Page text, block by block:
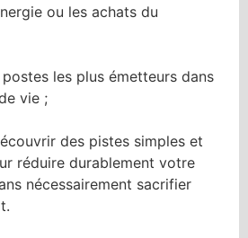
ou les achats du
les plus émetteurs dans
vie ;
des pistes simples et
réduire durablement votre
nécessairement sacrifier